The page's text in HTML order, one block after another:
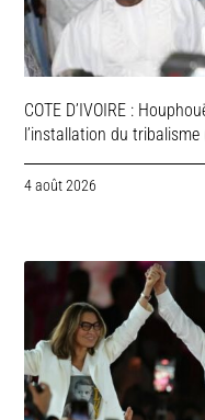
COTE D’IVOIRE :
l’installation du
4 août 2026